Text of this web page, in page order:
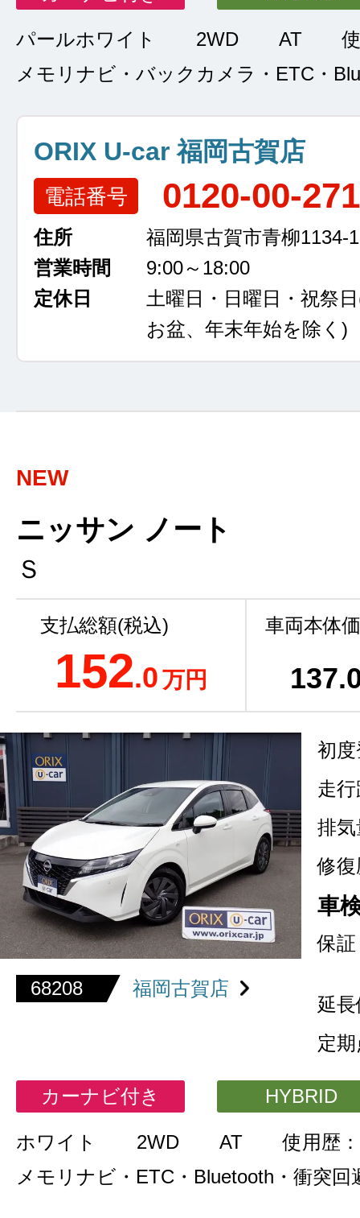
パールホワイト 2WD AT
メモリナビ・バックカメラ・ETC・
ORIX U-car 福岡古賀店
電話番号 0120-00-
住所
福岡県古賀市青柳1134-1
営業時間
9:00～18:00
定休日
土曜日・日曜日・祝祭日
お盆、年末年始を除く)
NEW
ニッサン ノート
Ｓ
支払総額(税込)
152.0万円
車両本体
137
68208 福岡古賀店
初
走
排気
修復
車
保証
延
定
カーナビ付き HYBRID
ホワイト 2WD AT
使用歴
メモリナビ・ETC・Bluetooth・衝突回